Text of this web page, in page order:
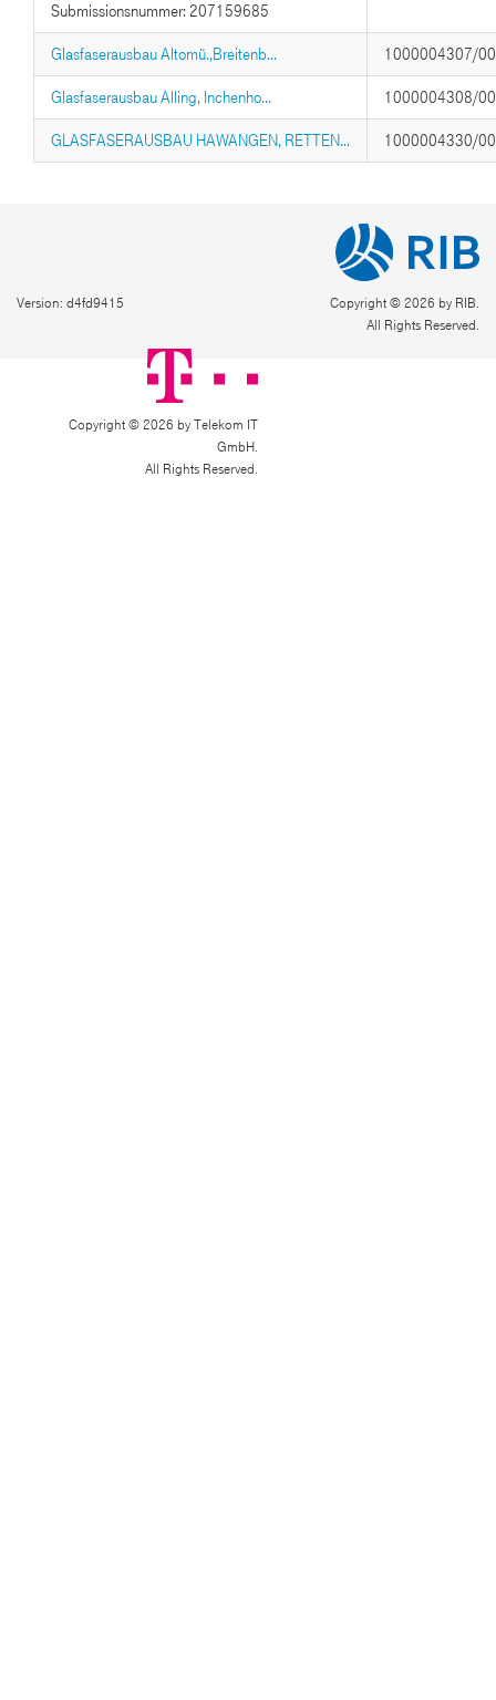
Submissionsnummer: 207159685
Glasfaserausbau Altomü.,Breitenb... 1000004307/
Glasfaserausbau Alling, Inchenho... 1000004308/
GLASFASERAUSBAU HAWANGEN, RETTEN... 1000004330/
Version: d4fd9415
Copyright © 2026 by RIB.
All Rights Reserved.
Copyright © 2026 by Telekom IT
GmbH.
All Rights Reserved.